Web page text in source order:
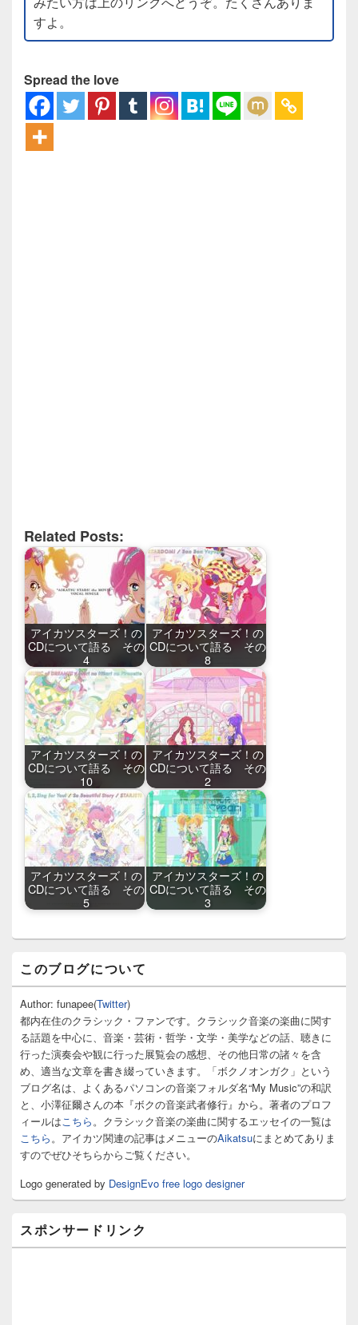
すよ。
Spread the love
Related Posts:
アイカツスターズ！の
CDについて語る その
4
アイカツスターズ！の
CDについて語る その
8
アイカツスターズ！の
CDについて語る その
10
アイカツスターズ！の
CDについて語る その
2
アイカツスターズ！の
CDについて語る その
5
アイカツスターズ！の
CDについて語る その
3
ン
サ
イ
バ
ー
ウ
ィ
ト
ア
このブログについて
Author: funapee(Twitter)
都内在住のクラシック・ファンです。クラシック音楽の楽曲に関す
る話題を中心に、音楽・芸術・哲学・文学・美学などの話、聴きに
行った演奏会や観に行った展覧会の感想、その他日常の諸々を含
め、適当な文章を書き綴っていきます。「ボクノオンガク」という
ブログ名は、よくあるパソコンの音楽フォルダ名“My Music”の和訳
と、小澤征爾さんの本『ボクの音楽武者修行』から。著者のプロフ
ィールはこちら。クラシック音楽の楽曲に関するエッセイの一覧は
こちら。アイカツ関連の記事はメニューのAikatsuにまとめてありま
すのでぜひそちらからご覧ください。
Logo generated by DesignEvo free logo designer
スポンサードリンク